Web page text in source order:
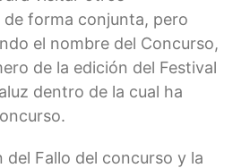
forma conjunta, pero
el nombre del Concurso,
de la edición del Festival
dentro de la cual ha
del Fallo del concurso y la